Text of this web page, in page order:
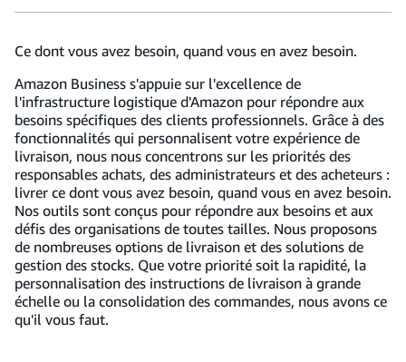
Ce dont vous avez besoin, quand vous en avez besoin.
Amazon Business s'appuie sur l'excellence de
l'infrastructure logistique d'Amazon pour répondre aux
besoins spécifiques des clients professionnels. Grâce à des
fonctionnalités qui personnalisent votre expérience de
livraison, nous nous concentrons sur les priorités des
responsables achats, des administrateurs et des acheteurs :
livrer ce dont vous avez besoin, quand vous en avez besoin.
Nos outils sont conçus pour répondre aux besoins et aux
défis des organisations de toutes tailles. Nous proposons
de nombreuses options de livraison et des solutions de
gestion des stocks. Que votre priorité soit la rapidité, la
personnalisation des instructions de livraison à grande
échelle ou la consolidation des commandes, nous avons ce
qu'il vous faut.